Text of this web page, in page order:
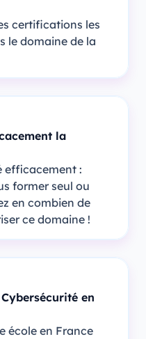
certifications les
le domaine de la
la
efficacement :
former seul ou
en combien de
ce domaine !
en
école en France